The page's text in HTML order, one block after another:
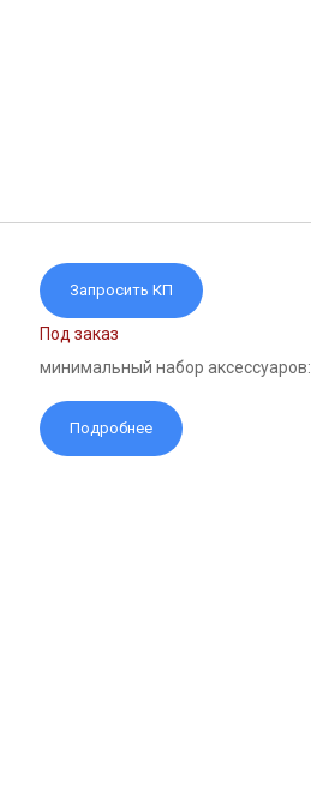
Запросить КП
Под заказ
минимальный набор аксессуаров:
Подробнее